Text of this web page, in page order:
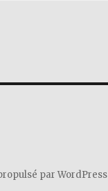
par WordPress